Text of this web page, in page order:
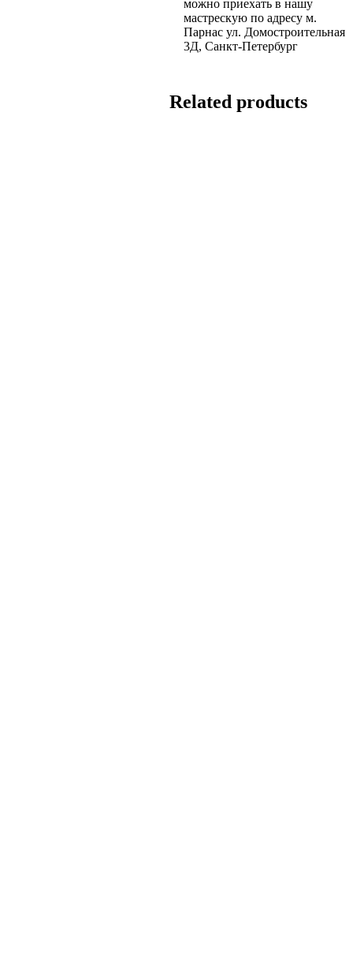
можно приехать в нашу
мастрескую по адресу м.
Парнас ул. Домостроительная
3Д, Санкт-Петербург
Related products